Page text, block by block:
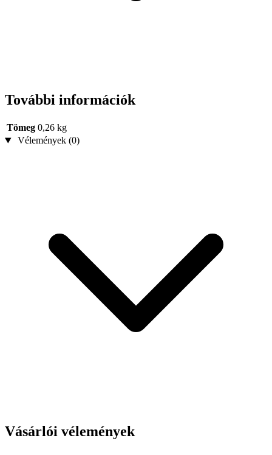
További információk
Tömeg 0,26 kg
Vélemények (0)
Vásárlói vélemények